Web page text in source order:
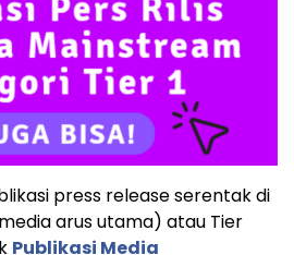
press release serentak di
arus utama) atau Tier
Publikasi Media